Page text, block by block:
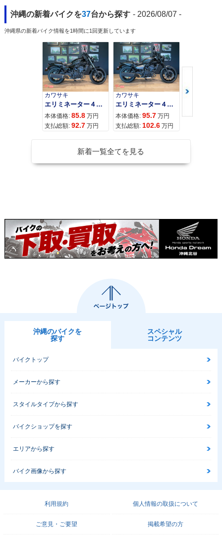
沖縄の新着バイクを37台から探す - 2026/08/07 -
沖縄県の新着バイク情報を1時間に1回更新しています
カワサキ
エリミネーター４００
本体価格: 85.8 万円
支払総額: 92.7 万円
カワサキ
エリミネーター４００ＳＥ
本体価格: 95.7 万円
支払総額: 102.6 万円
カワサキ
本体価格:
新着一覧全てを見る
沖縄のバイクを
探す
スペシャル
コンテンツ
バイクトップ
メーカーから探す
スタイルタイプから探す
バイクショップを探す
エリアから探す
バイク画像から探す
利用規約 個人情報の取扱について
ご意見・ご要望 掲載希望の方